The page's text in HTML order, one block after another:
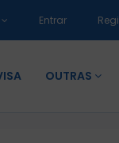
Entrar
OUTRAS